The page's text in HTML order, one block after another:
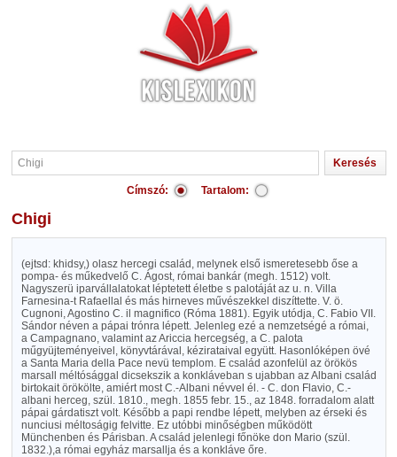
Címszó: Tartalom:
Chigi
(ejtsd: khidsy,) olasz hercegi család, melynek első ismeretesebb őse a
pompa- és műkedvelő C. Ágost, római bankár (megh. 1512) volt.
Nagyszerü iparvállalatokat léptetett életbe s palotáját az u. n. Villa
Farnesina-t Rafaellal és más hirneves művészekkel diszíttette. V. ö.
Cugnoni, Agostino C. il magnifico (Róma 1881). Egyik utódja, C. Fabio VII.
Sándor néven a pápai trónra lépett. Jelenleg ezé a nemzetségé a római,
a Campagnano, valamint az Ariccia hercegség, a C. palota
műgyüjteményeivel, könyvtárával, kézirataival együtt. Hasonlóképen övé
a Santa Maria della Pace nevü templom. E család azonfelül az örökös
marsall méltósággal dicsekszik a konkláveban s ujabban az Albani család
birtokait örökölte, amiért most C.-Albani névvel él. - C. don Flavio, C.-
albani herceg, szül. 1810., megh. 1855 febr. 15., az 1848. forradalom alatt
pápai gárdatiszt volt. Később a papi rendbe lépett, melyben az érseki és
nunciusi méltoságig felvitte. Ez utóbbi minőségben működött
Münchenben és Párisban. A család jelenlegi főnöke don Mario (szül.
1832.),a római egyház marsallja és a konkláve őre.